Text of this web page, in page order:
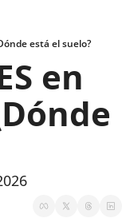
está el suelo?
en